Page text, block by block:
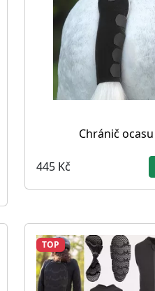
Chránič ocasu
445 Kč
TOP